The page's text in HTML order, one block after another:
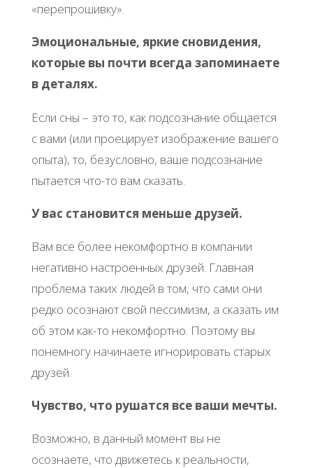
«перепрошивку».
Эмоциональные, яркие сновидения,
которые вы почти всегда запоминаете
в деталях.
Если сны – это то, как подсознание общается
с вами (или проецирует изображение вашего
опыта), то, безусловно, ваше подсознание
пытается что-то вам сказать.
У вас становится меньше друзей.
Вам все более некомфортно в компании
негативно настроенных друзей. Главная
проблема таких людей в том, что сами они
редко осознают свой пессимизм, а сказать им
об этом как-то некомфортно. Поэтому вы
понемногу начинаете игнорировать старых
друзей.
Чувство, что рушатся все ваши мечты.
Возможно, в данный момент вы не
осознаете, что движетесь к реальности,